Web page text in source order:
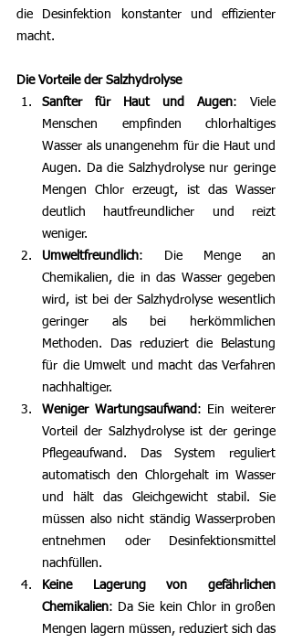
die Desinfektion konstanter und effizienter
macht.
Die Vorteile der Salzhydrolyse
Sanfter für Haut und Augen: Viele
Menschen empfinden chlorhaltiges
Wasser als unangenehm für die Haut und
Augen. Da die Salzhydrolyse nur geringe
Mengen Chlor erzeugt, ist das Wasser
deutlich hautfreundlicher und reizt
weniger.
Umweltfreundlich: Die Menge an
Chemikalien, die in das Wasser gegeben
wird, ist bei der Salzhydrolyse wesentlich
geringer als bei herkömmlichen
Methoden. Das reduziert die Belastung
für die Umwelt und macht das Verfahren
nachhaltiger.
Weniger Wartungsaufwand : Ein weiterer
Vorteil der Salzhydrolyse ist der geringe
Pflegeaufwand. Das System reguliert
automatisch den Chlorgehalt im Wasser
und hält das Gleichgewicht stabil. Sie
müssen also nicht ständig Wasserproben
entnehmen oder Desinfektionsmittel
nachfüllen.
Keine Lagerung von gefährlichen
Chemikalien: Da Sie kein Chlor in großen
Mengen lagern müssen, reduziert sich das